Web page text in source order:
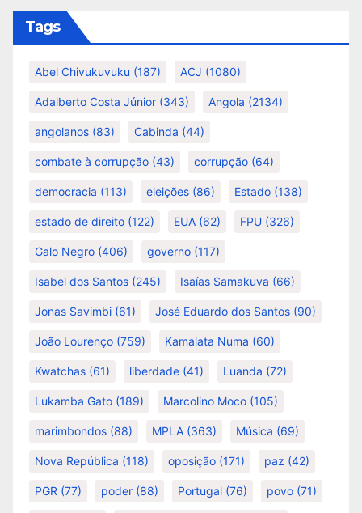
Tags
Abel Chivukuvuku (187) ACJ (1080)
Adalberto Costa Júnior (343) Angola (2134)
angolanos (83) Cabinda (44)
combate à corrupção (43) corrupção (64)
democracia (113) eleições (86) Estado (138)
estado de direito (122) EUA (62) FPU (326)
Galo Negro (406) governo (117)
Isabel dos Santos (245) Isaías Samakuva (66)
Jonas Savimbi (61) José Eduardo dos Santos (90)
João Lourenço (759) Kamalata Numa (60)
Kwatchas (61) liberdade (41) Luanda (72)
Lukamba Gato (189) Marcolino Moco (105)
marimbondos (88) MPLA (363) Música (69)
Nova República (118) oposição (171) paz (42)
PGR (77) poder (88) Portugal (76) povo (71)